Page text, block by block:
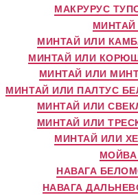
МАКРУРУС
МИНТАЙ ИЛИ
МИНТАЙ ИЛИ
МИНТАЙ ИЛИ
МИНТАЙ ИЛИ ПАЛТУС
МИНТАЙ ИЛИ
МИНТАЙ ИЛИ
МИНТАЙ ИЛИ
НАВАГА
НАВАГА